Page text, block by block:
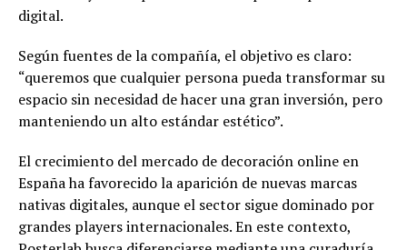
digital.
Según fuentes de la compañía, el objetivo es claro:
“queremos que cualquier persona pueda transformar su
espacio sin necesidad de hacer una gran inversión, pero
manteniendo un alto estándar estético”.
El crecimiento del mercado de decoración online en
España ha favorecido la aparición de nuevas marcas
nativas digitales, aunque el sector sigue dominado por
grandes players internacionales. En este contexto,